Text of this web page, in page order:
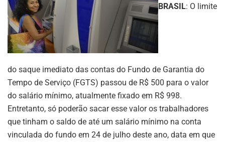
BRASIL: O limite
do saque imediato das contas do Fundo de Garantia do
Tempo de Serviço (FGTS) passou de R$ 500 para o valor
do salário mínimo, atualmente fixado em R$ 998.
Entretanto, só poderão sacar esse valor os trabalhadores
que tinham o saldo de até um salário mínimo na conta
vinculada do fundo em 24 de julho deste ano, data em que